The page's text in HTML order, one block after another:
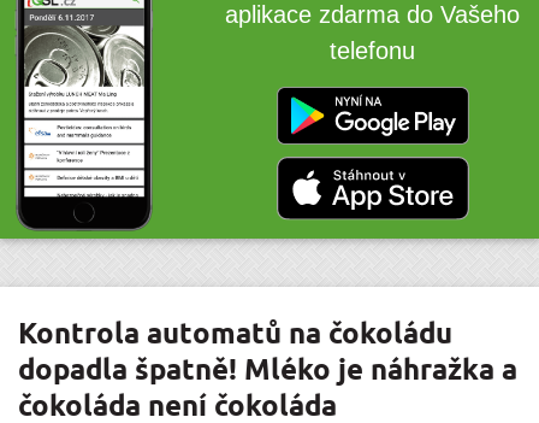
aplikace zdarma do Vašeho
telefonu
Kontrola automatů na čokoládu
dopadla špatně! Mléko je náhražka a
čokoláda není čokoláda